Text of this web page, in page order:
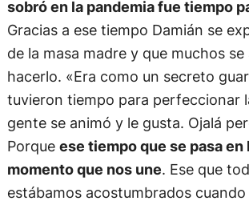
sobró en la pandemia fue tiempo
Gracias a ese tiempo Damián se
de la masa madre y que muchos
hacerlo. «Era como un secreto
tuvieron tiempo para perfeccionar
gente se animó y le gusta. Ojalá
Porque ese tiempo que se pasa en
momento que nos une. Ese que
estábamos acostumbrados